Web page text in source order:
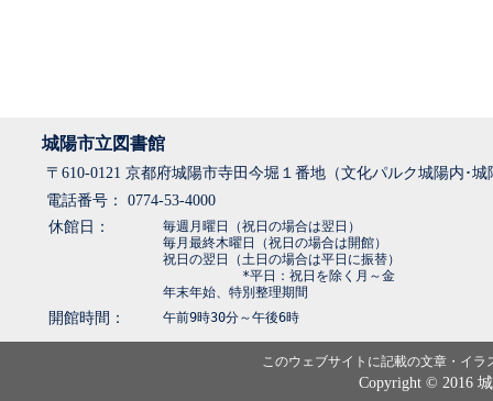
城陽市立図書館
〒610-0121 京都府城陽市寺田今堀１番地（文化パルク城陽内･
電話番号： 0774-53-4000
休館日：
毎週月曜日（祝日の場合は翌日）
毎月最終木曜日（祝日の場合は開館）
祝日の翌日（土日の場合は平日に振替）
*平日：祝日を除く月～金
年末年始、特別整理期間
開館時間： 午前9時30分～午後6時
このウェブサイトに記載の文章・イ
Copyright © 2016